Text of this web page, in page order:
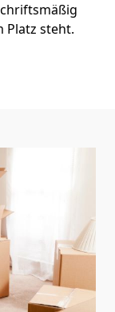
Platz steht.